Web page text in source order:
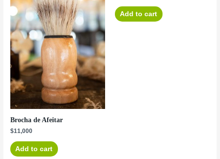
Brocha de Afeitar
$11,000
Add to cart
Add to cart